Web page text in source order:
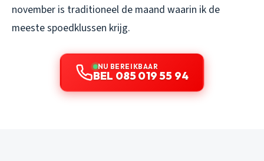
november is traditioneel de maand waarin ik de
meeste spoedklussen krijg.
NU BEREIKBAAR
BEL 085 019 55 94